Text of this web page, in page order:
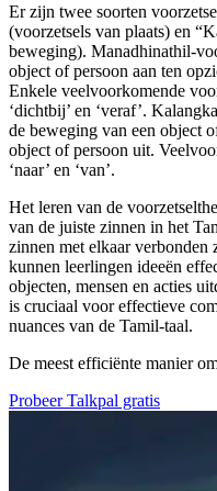
Er zijn twee soorten
(voorzetsels van plaats) en
beweging). Manadhinathil-
object of persoon aan ten
Enkele veelvoorkomende
‘dichtbij’ en ‘veraf’.
de beweging van een object
object of persoon uit.
‘naar’ en ‘van’.
Het leren van de
van de juiste zinnen in het
zinnen met elkaar
kunnen leerlingen ideeën
objecten, mensen en acties
is cruciaal voor effectieve
nuances van de Tamil-taal.
De meest efficiënte manier
Probeer Talkpal gratis